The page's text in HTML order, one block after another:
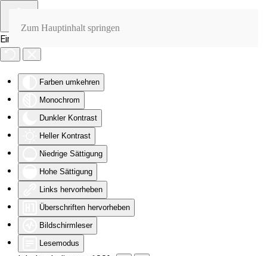
Eingabehilfen öffnen
Farben umkehren
Monochrom
Dunkler Kontrast
Heller Kontrast
Niedrige Sättigung
Hohe Sättigung
Links hervorheben
Überschriften hervorheben
Bildschirmleser
Lesemodus
Zum Hauptinhalt springen